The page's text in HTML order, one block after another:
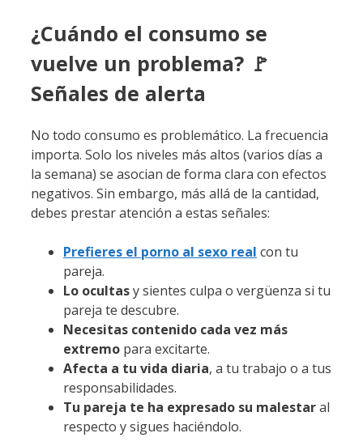
¿Cuándo el consumo se
vuelve un problema? 🚩
Señales de alerta
No todo consumo es problemático. La frecuencia
importa. Solo los niveles más altos (varios días a
la semana) se asocian de forma clara con efectos
negativos. Sin embargo, más allá de la cantidad,
debes prestar atención a estas señales:
Prefieres el porno al sexo real con tu
pareja.
Lo ocultasy sientes culpa o vergüenza si tu
pareja te descubre.
Necesitas contenido cada vez más
extremo para excitarte.
Afecta a tu vida diaria, a tu trabajo o a tus
responsabilidades.
Tu pareja te ha expresado su malestaral
respecto y sigues haciéndolo.